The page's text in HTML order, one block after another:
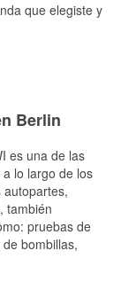
que elegiste y
Berlin
es una de las
lo largo de los
autopartes,
también
pruebas de
bombillas,